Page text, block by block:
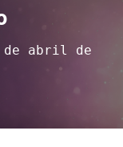
E
de abril de